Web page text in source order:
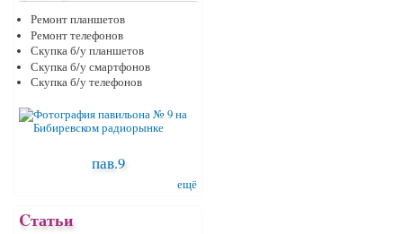
Ремонт планшетов
Ремонт телефонов
Скупка б/у планшетов
Скупка б/у смартфонов
Скупка б/у телефонов
пав.9
ещё
Cтатьи